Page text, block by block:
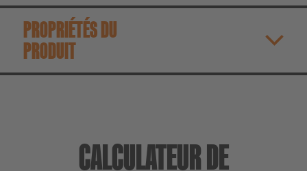
PROPRIÉTÉS DU
PRODUIT
CALCULATEUR DE